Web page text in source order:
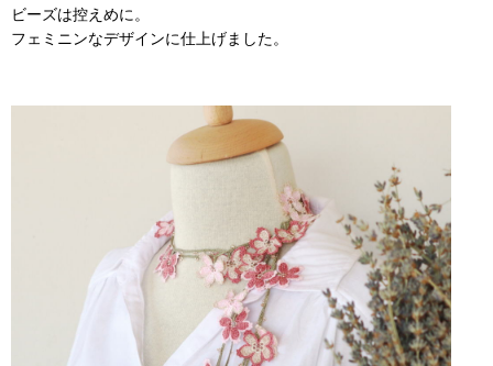
ビーズは控えめに。
フェミニンなデザインに仕上げました。